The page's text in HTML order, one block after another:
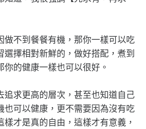
做不到餐餐有機，那你一樣可以吃
選擇相對新鮮的，做好搭配，煮到
的健康一樣也可以很好。
追求更高的層次，甚至也知道自己
也可以健康，更不需要因為沒有吃
才是真的自由，這樣才有意義，